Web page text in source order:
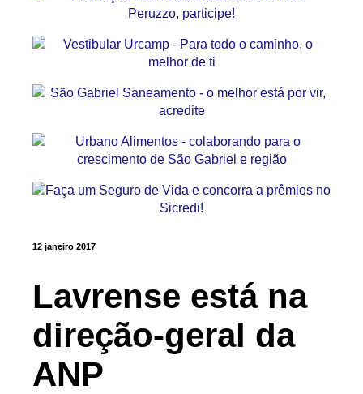
12 janeiro 2017
Lavrense está na
direção-geral da
ANP